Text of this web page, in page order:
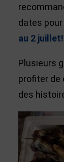
dates
au 2 juillet!
Plusieurs
profiter de
des